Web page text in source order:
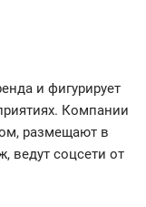
и фигурирует
Компании
размещают в
ведут соцсети от